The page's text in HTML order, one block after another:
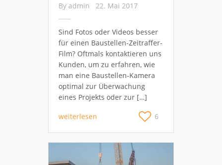
By admin 22. Mai 2017
Sind Fotos oder Videos besser
für einen Baustellen-Zeitraffer-
Film? Oftmals kontaktieren uns
Kunden, um zu erfahren, wie
man eine Baustellen-Kamera
optimal zur Überwachung
eines Projekts oder zur […]
weiterlesen 6